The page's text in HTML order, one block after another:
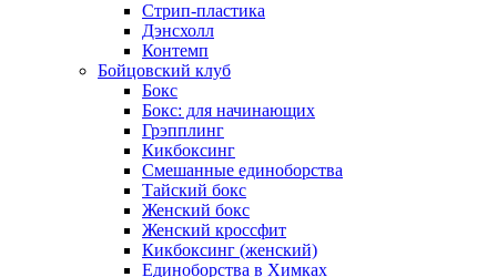
Стрип-пластика
Дэнсхолл
Контемп
Бойцовский клуб
Бокс
Бокс: для начинающих
Грэпплинг
Кикбоксинг
Смешанные единоборства
Тайский бокс
Женский бокс
Женский кроссфит
Кикбоксинг (женский)
Единоборства в Химках